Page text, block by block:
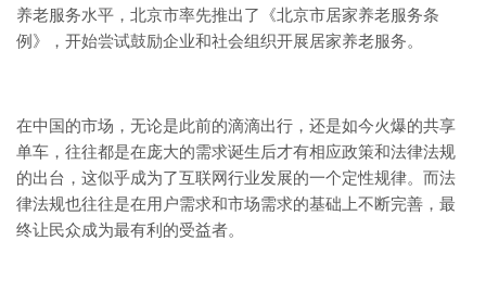
养老服务水平，北京市率先推出了《北京市居家养老服务条
例》，开始尝试鼓励企业和社会组织开展居家养老服务。
在中国的市场，无论是此前的滴滴出行，还是如今火爆的共享
单车，往往都是在庞大的需求诞生后才有相应政策和法律法规
的出台，这似乎成为了互联网行业发展的一个定性规律。而法
律法规也往往是在用户需求和市场需求的基础上不断完善，最
终让民众成为最有利的受益者。